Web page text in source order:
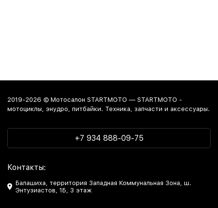
2019-2026 © Мотосалон STARTMOTO — STARTMOTO -
мотоциклы, энудро, питбайки. Техника, запчасти и аксессуары.
+7 934 888-09-75
Контакты:
Балашиха, территория Западная Коммунальная Зона, ш.
Энтузиастов, 1Б, 3 этаж